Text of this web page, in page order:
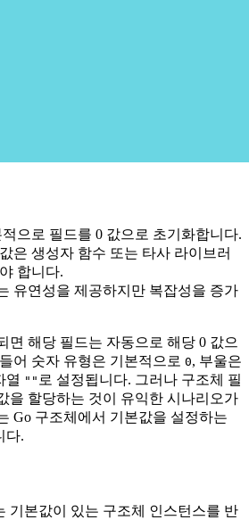
으로 필드를 0 값으로 초기화합니다.
은 생성자 함수 또는 타사 라이브러
합니다.
유연성을 제공하지만 복잡성을 증가
면 해당 필드는 자동으로 해당 0 값으
어 숫자 유형은 기본적으로 0, 부울은
열 "" 로 설정됩니다. 그러나 구조체 필
을 할당하는 것이 유익한 시나리오가
Go 구조체에서 기본값을 설정하는
다.
기본값이 있는 구조체 인스턴스를 반